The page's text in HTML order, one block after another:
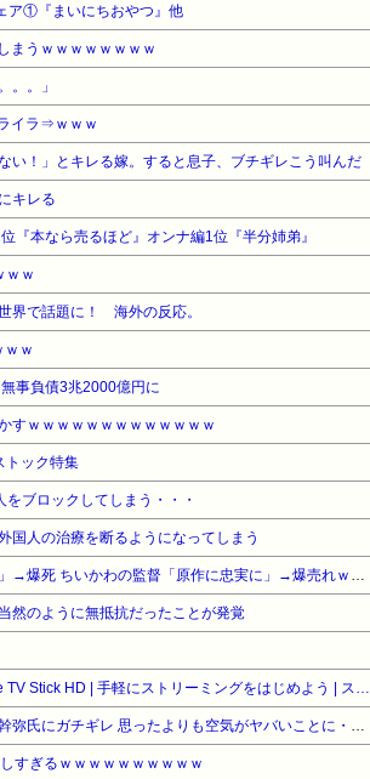
ア①『まいにちおやつ』他
まうｗｗｗｗｗｗｗｗ
。。」
イラ⇒ｗｗｗ
い！」とキレる嫁。すると息子、ブチギレこう叫んだ
キレる
『本なら売るほど』オンナ編1位『半分姉弟』
ｗｗ
界で話題に！ 海外の反応。
ｗｗ
事負債3兆2000億円に
すｗｗｗｗｗｗｗｗｗｗｗｗｗ
トック特集
ブロックしてしまう・・・
国人の治療を断るようになってしまう
【悲報】福田雄一さん「新ケロロに福田組が出ます！」→爆死 ちいかわの監督「原作に忠実に」→爆売れｗｗｗｗｗｗｗｗｗｗ
然のように無抵抗だったことが発覚
【タイムセール】【29%OFF！】 【New】Amazon Fire TV Stick HD | 手軽にストリーミングをはじめよう | ストリーミングメディアプレイヤー
【動画】ショートスリーパー堀大輔さん、対面で高須幹弥氏にガチギレ 思ったよりも空気がヤバいことに・・・
すぎるｗｗｗｗｗｗｗｗｗｗ